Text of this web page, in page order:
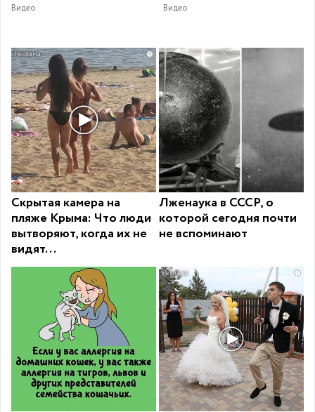
Видео Видео
i
Скрытая камера на
пляже Крыма: Что люди
вытворяют, когда их не
видят...
Лженаука в СССР, о
которой сегодня почти
не вспоминают
i